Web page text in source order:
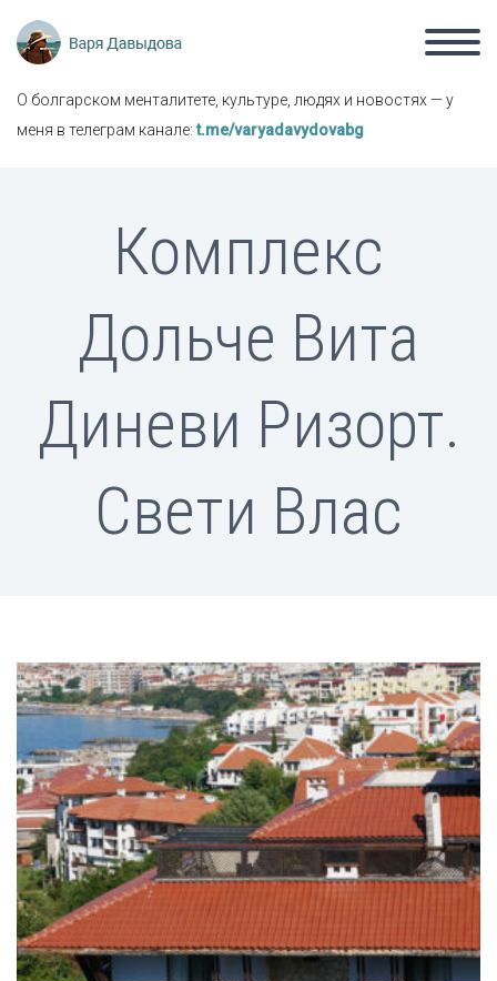
О болгарском менталитете, культуре, людях и новостях — у
меня в телеграм канале:t.me/varyadavydovabg
Комплекс
Дольче Вита
Диневи Ризорт.
Свети Влас